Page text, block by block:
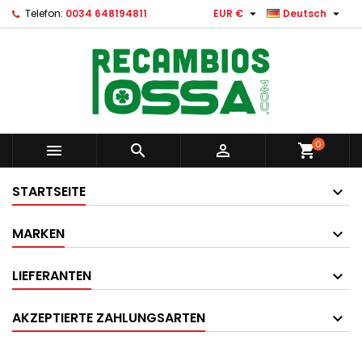
Telefon: 0034 648194811 Deutsch 
EUR € 
   shopping_cart0
STARTSEITE
MARKEN
LIEFERANTEN
AKZEPTIERTE ZAHLUNGSARTEN